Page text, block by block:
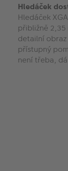
Hledáček
Hledáček
přibližně
detailní obraz
přístupný
není třeba,